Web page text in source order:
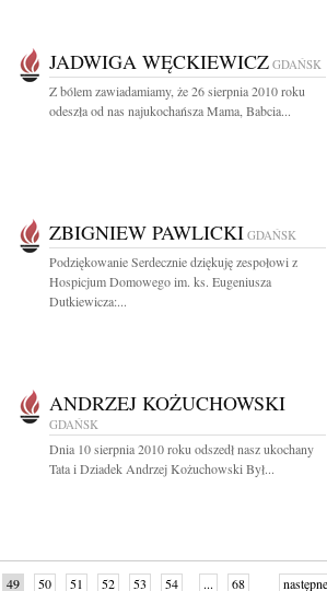
JADWIGA WĘCKIEWICZ GDAŃSK
Z bólem zawiadamiamy, że 26 sierpnia 2010 roku
odeszła od nas najukochańsza Mama, Babcia...
ZBIGNIEW PAWLICKI GDAŃSK
Podziękowanie Serdecznie dziękuję zespołowi z
Hospicjum Domowego im. ks. Eugeniusza
Dutkiewicza:...
ANDRZEJ KOŻUCHOWSKI
GDAŃSK
Dnia 10 sierpnia 2010 roku odszedł nasz ukochany
Tata i Dziadek Andrzej Kożuchowski Był...
49 50 51 52 53 54 ... 68 następne